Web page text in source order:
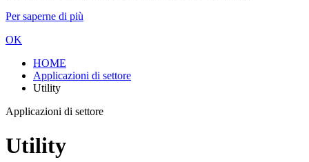
Per saperne di più
OK
HOME
Applicazioni di settore
Utility
Applicazioni di settore
Utility